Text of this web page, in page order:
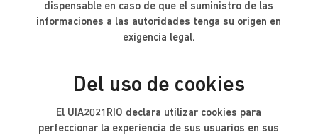
dispensable en caso de que el suministro de las
informaciones a las autoridades tenga su origen en
exigencia legal.
Del uso de cookies
El UIA2021RIO declara utilizar cookies para
perfeccionar la experiencia de sus usuarios en sus